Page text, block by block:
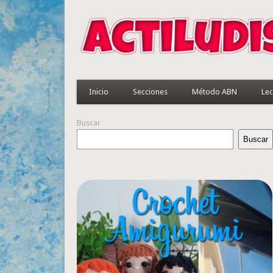
Inicio Secciones Método ABN
Buscar
Buscar